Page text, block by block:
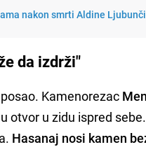
nakon smrti Aldine
da izdrži"
Kamenorezac
otvor u zidu ispred
Hasanaj nosi kamen